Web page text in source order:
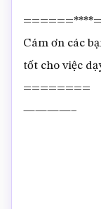
Cám ơn các
tốt cho việc
========
————–